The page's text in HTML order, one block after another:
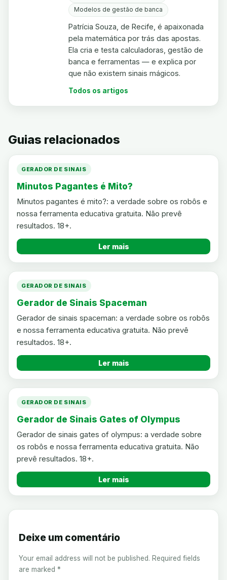
Modelos de gestão de banca
Patrícia Souza, de Recife, é apaixonada
pela matemática por trás das apostas.
Ela cria e testa calculadoras, gestão de
banca e ferramentas — e explica por
que não existem sinais mágicos.
Todos os artigos
Guias relacionados
GERADOR DE SINAIS
Minutos Pagantes é Mito?
Minutos pagantes é mito?: a verdade sobre os robôs e
nossa ferramenta educativa gratuita. Não prevê
resultados. 18+.
Ler mais
GERADOR DE SINAIS
Gerador de Sinais Spaceman
Gerador de sinais spaceman: a verdade sobre os robôs
e nossa ferramenta educativa gratuita. Não prevê
resultados. 18+.
Ler mais
GERADOR DE SINAIS
Gerador de Sinais Gates of Olympus
Gerador de sinais gates of olympus: a verdade sobre
os robôs e nossa ferramenta educativa gratuita. Não
prevê resultados. 18+.
Ler mais
Deixe um comentário
Your email address will not be published. Required fields
are marked *